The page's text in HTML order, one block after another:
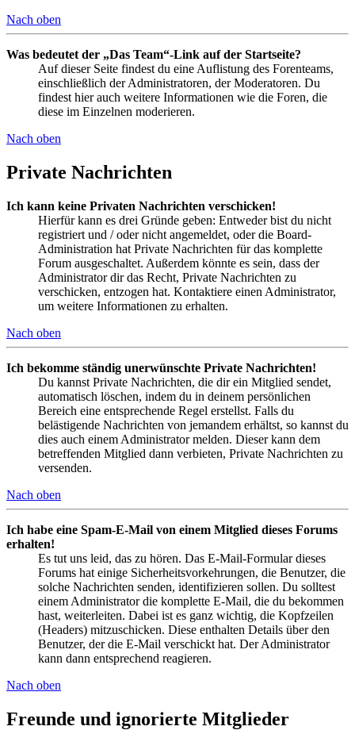
Nach oben
Was bedeutet der „Das Team“-Link auf der Startseite?
Auf dieser Seite findest du eine Auflistung des Forenteams,
einschließlich der Administratoren, der Moderatoren. Du
findest hier auch weitere Informationen wie die Foren, die
diese im Einzelnen moderieren.
Nach oben
Private Nachrichten
Ich kann keine Privaten Nachrichten verschicken!
Hierfür kann es drei Gründe geben: Entweder bist du nicht
registriert und / oder nicht angemeldet, oder die Board-
Administration hat Private Nachrichten für das komplette
Forum ausgeschaltet. Außerdem könnte es sein, dass der
Administrator dir das Recht, Private Nachrichten zu
verschicken, entzogen hat. Kontaktiere einen Administrator,
um weitere Informationen zu erhalten.
Nach oben
Ich bekomme ständig unerwünschte Private Nachrichten!
Du kannst Private Nachrichten, die dir ein Mitglied sendet,
automatisch löschen, indem du in deinem persönlichen
Bereich eine entsprechende Regel erstellst. Falls du
belästigende Nachrichten von jemandem erhältst, so kannst du
dies auch einem Administrator melden. Dieser kann dem
betreffenden Mitglied dann verbieten, Private Nachrichten zu
versenden.
Nach oben
Ich habe eine Spam-E-Mail von einem Mitglied dieses Forums
erhalten!
Es tut uns leid, das zu hören. Das E-Mail-Formular dieses
Forums hat einige Sicherheitsvorkehrungen, die Benutzer, die
solche Nachrichten senden, identifizieren sollen. Du solltest
einem Administrator die komplette E-Mail, die du bekommen
hast, weiterleiten. Dabei ist es ganz wichtig, die Kopfzeilen
(Headers) mitzuschicken. Diese enthalten Details über den
Benutzer, der die E-Mail verschickt hat. Der Administrator
kann dann entsprechend reagieren.
Nach oben
Freunde und ignorierte Mitglieder